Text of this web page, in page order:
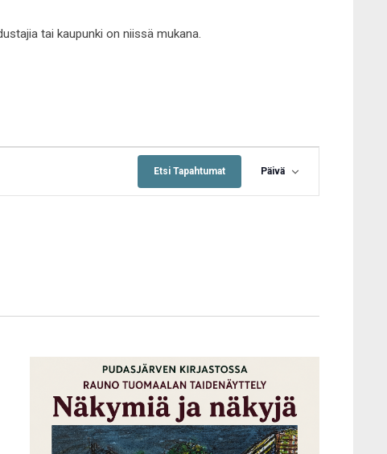
tai kaupunki on niissä mukana.
Etsi Tapahtumat
Views
Navigation
Päivä